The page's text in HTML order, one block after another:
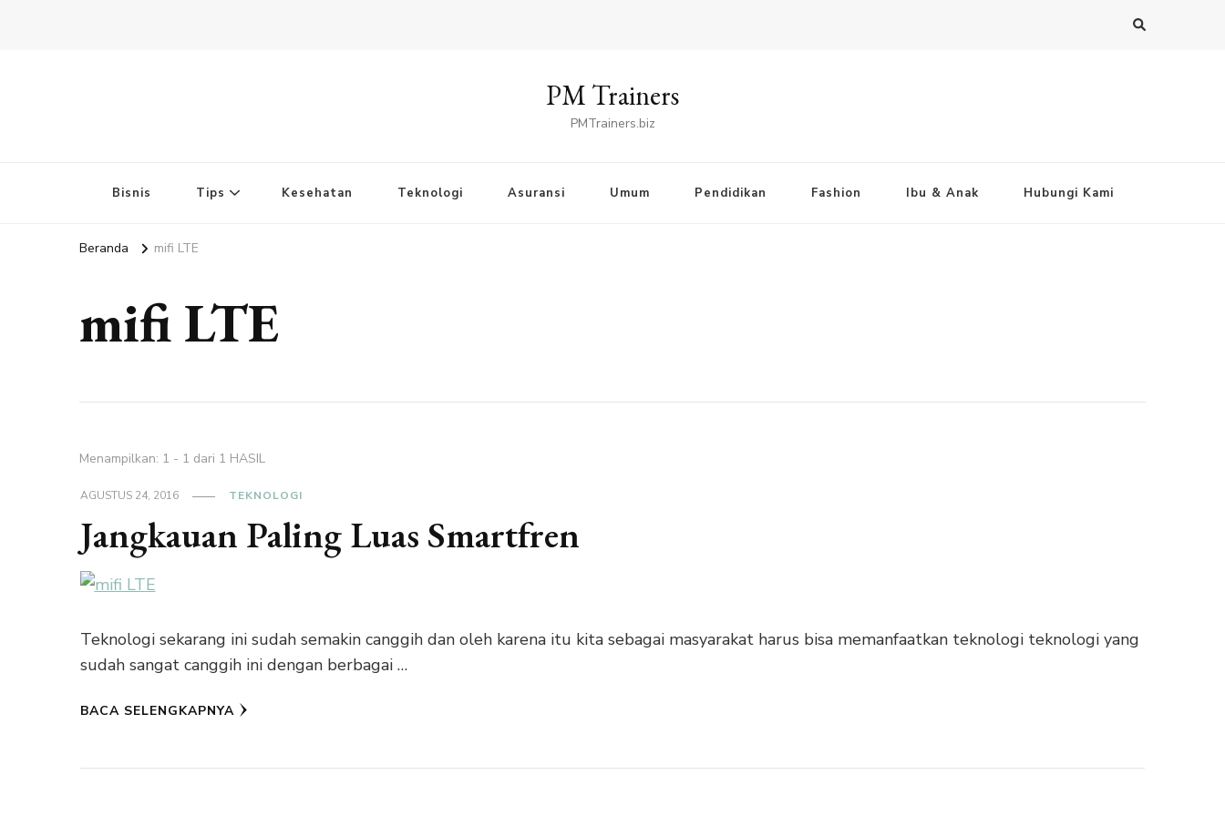
PM Trainers
PMTrainers.biz
Bisnis Tips Kesehatan Teknologi Asuransi Umum Pendidikan Fashion Ibu & Anak Hubungi Kami
Beranda mifi LTE
mifi LTE
Menampilkan: 1 - 1 dari 1 HASIL
AGUSTUS 24, 2016 TEKNOLOGI
Jangkauan Paling Luas Smartfren
Teknologi sekarang ini sudah semakin canggih dan oleh karena itu kita sebagai masyarakat harus bisa memanfaatkan teknologi teknologi yang
sudah sangat canggih ini dengan berbagai …
BACA SELENGKAPNYA